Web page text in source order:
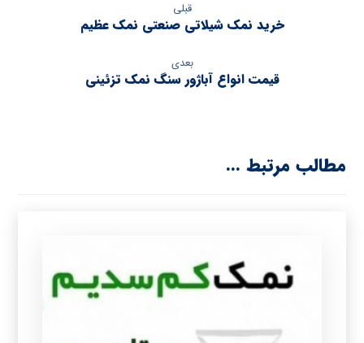
قبلی
خرید نمک شیلاتی صنعتی نمک عظیم
بعدی
قیمت انواع آباژور سنگ نمک تزئینی
مطالب مرتبط ...